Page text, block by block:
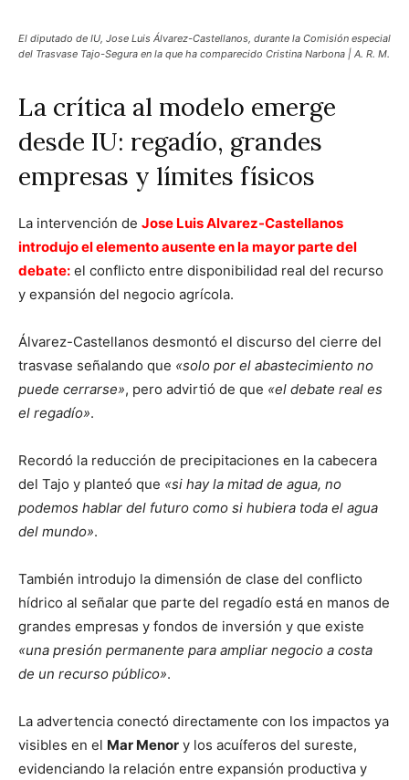
El diputado de IU, Jose Luis Álvarez-Castellanos, durante la Comisión especial
del Trasvase Tajo-Segura en la que ha comparecido Cristina Narbona | A. R. M.
La crítica al modelo emerge
desde IU: regadío, grandes
empresas y límites físicos
La intervención de Jose Luis Alvarez-Castellanos
introdujo el elemento ausente en la mayor parte del
debate: el conflicto entre disponibilidad real del recurso
y expansión del negocio agrícola.
Álvarez-Castellanos desmontó el discurso del cierre del
trasvase señalando que «solo por el abastecimiento no
puede cerrarse», pero advirtió de que «el debate real es
el regadío».
Recordó la reducción de precipitaciones en la cabecera
del Tajo y planteó que «si hay la mitad de agua, no
podemos hablar del futuro como si hubiera toda el agua
del mundo».
También introdujo la dimensión de clase del conflicto
hídrico al señalar que parte del regadío está en manos de
grandes empresas y fondos de inversión y que existe
«una presión permanente para ampliar negocio a costa
de un recurso público».
La advertencia conectó directamente con los impactos ya
visibles en el Mar Menor y los acuíferos del sureste,
evidenciando la relación entre expansión productiva y